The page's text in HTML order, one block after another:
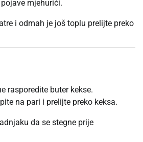
mjehurići.
i odmah je još toplu prelijte preko
rasporedite buter kekse.
na pari i prelijte preko keksa.
da se stegne prije